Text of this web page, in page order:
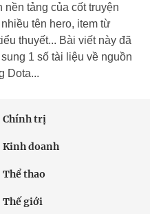
tảng của cốt truyện
tên hero, item từ
thuyết... Bài viết này đã
1 số tài liệu về nguồn
Dota...
Chính trị
Kinh doanh
Thể thao
Thế giới